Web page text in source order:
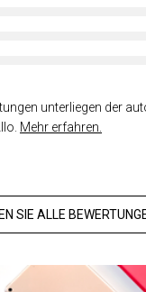
unterliegen der
Mehr erfahren.
SIE ALLE